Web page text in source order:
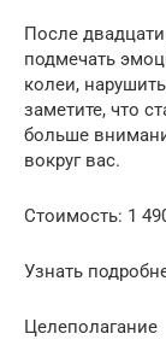
После
подмечать
колеи,
заметите, что
больше
вокруг вас.
Стоимость: 1
Узнать
Целеполагание